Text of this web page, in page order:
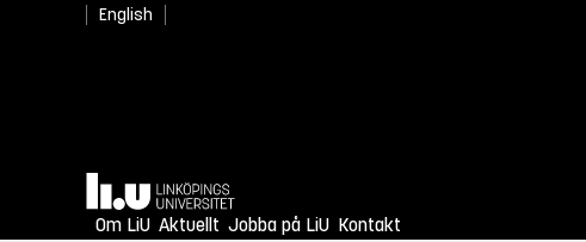
English
Hem
Om LiU Aktuellt Jobba på LiU Kontakt